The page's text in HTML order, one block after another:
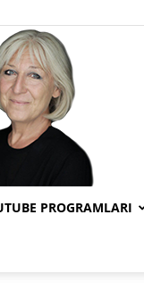
PROGRAMLARI